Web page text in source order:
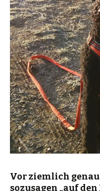
Vor ziemlich
sozusagen „auf